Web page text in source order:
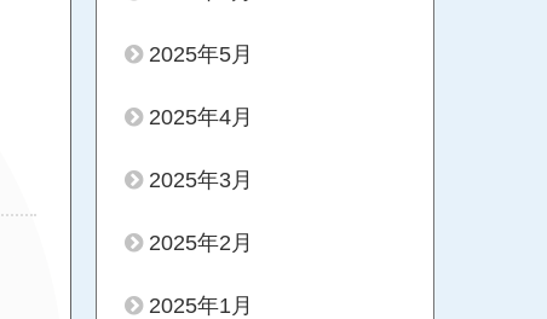
2025年5月
2025年4月
2025年3月
2025年2月
2025年1月